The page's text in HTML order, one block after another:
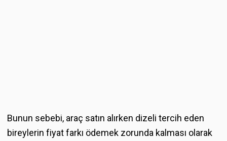
Bunun sebebi, araç satın alırken dizeli tercih eden
bireylerin fiyat farkı ödemek zorunda kalması olarak